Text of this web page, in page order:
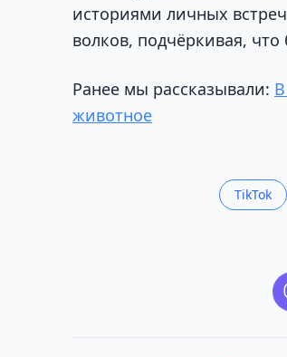
историями личных
волков, подчёркивая,
Ранее мы рассказывали:
животное
TikTok